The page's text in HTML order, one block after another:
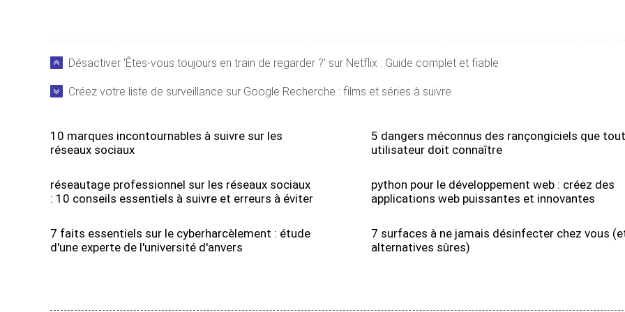
Désactiver 'Êtes-vous toujours en train de regarder ?' sur Netflix : Guide complet et fiable
Créez votre liste de surveillance sur Google Recherche : films et séries à suivre
10 marques incontournables à suivre sur les
réseaux sociaux
5 dangers méconnus des rançongiciels que tout
utilisateur doit connaître
réseautage professionnel sur les réseaux sociaux
: 10 conseils essentiels à suivre et erreurs à éviter
python pour le développement web : créez des
applications web puissantes et innovantes
7 faits essentiels sur le cyberharcèlement : étude
d'une experte de l'université d'anvers
7 surfaces à ne jamais désinfecter chez vous
alternatives sûres)